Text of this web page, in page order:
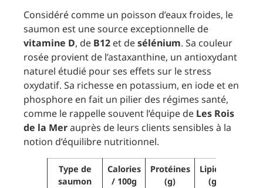
Considéré comme un poisson d’eaux froides, le
saumon est une source exceptionnelle de
vitamine D, de B12 et desélénium. Sa couleur
rosée provient de l’astaxanthine, un antioxydant
naturel étudié pour ses effets sur le stress
oxydatif. Sa richesse en potassium, en iode et en
phosphore en fait un pilier des régimes santé,
comme le rappelle souvent l’équipe de Les Rois
de la Merauprès de leurs clients sensibles à la
notion d’équilibre nutritionnel.
Type de
saumon
Calories
/ 100g
Protéines
(g)
Lipides
(g)